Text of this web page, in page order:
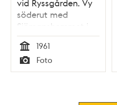
vid Ryssgården. Vy
söderut med
Sjömanshemmet i
fonden
Tid
1961
Typ
Foto